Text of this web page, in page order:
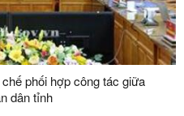
phối hợp công tác giữa
dân tỉnh